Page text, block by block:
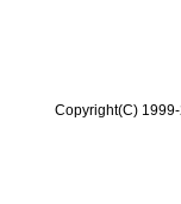
Copyright(C)